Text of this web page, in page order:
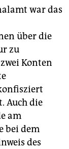
war das
über die
zu
Konten
Auch die
am
bei dem
des